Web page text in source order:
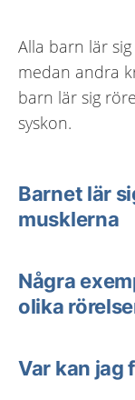
Alla barn lär
medan andra
barn lär sig
syskon.
Barnet lär
musklerna
Några
olika
Var kan jag